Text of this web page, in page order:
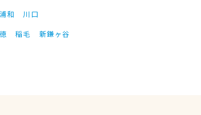
和
川口
稲毛 新鎌ヶ谷